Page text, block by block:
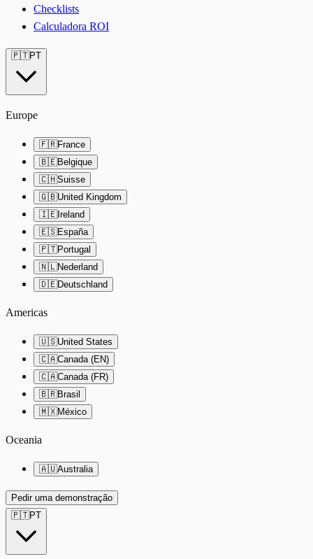
Checklists
Calculadora ROI
🇵🇹PT
Europe
🇫🇷France
🇧🇪Belgique
🇨🇭Suisse
🇬🇧United Kingdom
🇮🇪Ireland
🇪🇸España
🇵🇹Portugal
🇳🇱Nederland
🇩🇪Deutschland
Americas
🇺🇸United States
🇨🇦Canada (EN)
🇨🇦Canada (FR)
🇧🇷Brasil
🇲🇽México
Oceania
🇦🇺Australia
Pedir uma demonstração
🇵🇹PT